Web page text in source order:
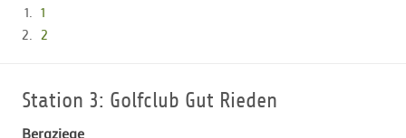
1
2
Station 3: Golfclub Gut Rieden
Bergziege